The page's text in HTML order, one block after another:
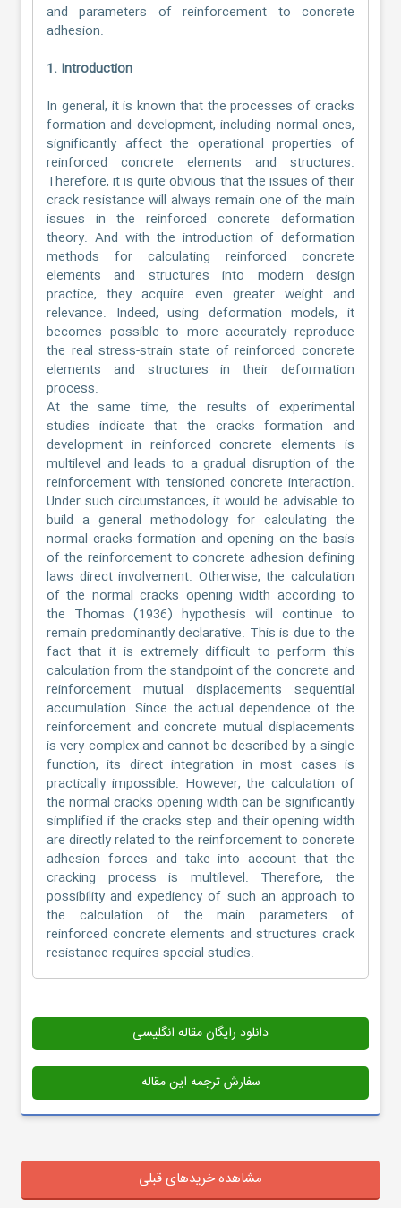
and parameters of reinforcement to concrete
adhesion.
1. Introduction
In general, it is known that the processes of cracks
formation and development, including normal ones,
significantly affect the operational properties of
reinforced concrete elements and structures.
Therefore, it is quite obvious that the issues of their
crack resistance will always remain one of the main
issues in the reinforced concrete deformation
theory. And with the introduction of deformation
methods for calculating reinforced concrete
elements and structures into modern design
practice, they acquire even greater weight and
relevance. Indeed, using deformation models, it
becomes possible to more accurately reproduce
the real stress-strain state of reinforced concrete
elements and structures in their deformation
process.
At the same time, the results of experimental
studies indicate that the cracks formation and
development in reinforced concrete elements is
multilevel and leads to a gradual disruption of the
reinforcement with tensioned concrete interaction.
Under such circumstances, it would be advisable to
build a general methodology for calculating the
normal cracks formation and opening on the basis
of the reinforcement to concrete adhesion defining
laws direct involvement. Otherwise, the calculation
of the normal cracks opening width according to
the Thomas (1936) hypothesis will continue to
remain predominantly declarative. This is due to the
fact that it is extremely difficult to perform this
calculation from the standpoint of the concrete and
reinforcement mutual displacements sequential
accumulation. Since the actual dependence of the
reinforcement and concrete mutual displacements
is very complex and cannot be described by a single
function, its direct integration in most cases is
practically impossible. However, the calculation of
the normal cracks opening width can be significantly
simplified if the cracks step and their opening width
are directly related to the reinforcement to concrete
adhesion forces and take into account that the
cracking process is multilevel. Therefore, the
possibility and expediency of such an approach to
the calculation of the main parameters of
reinforced concrete elements and structures crack
resistance requires special studies.
دانلود رایگان مقاله انگلیسی
سفارش ترجمه این مقاله
مشاهده خریدهای قبلی